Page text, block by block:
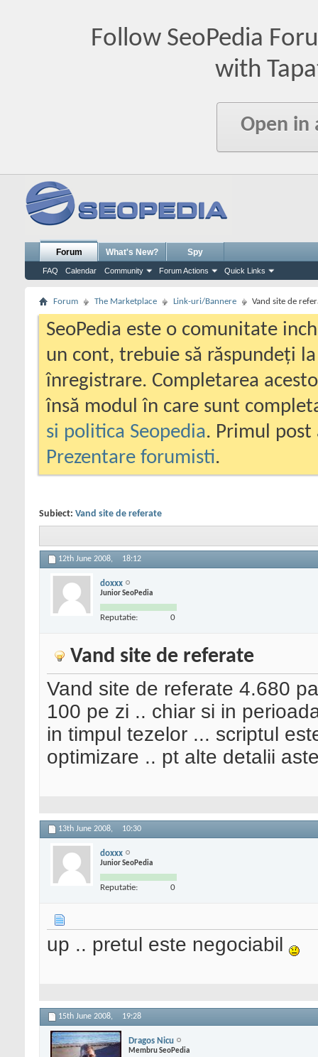
Follow SeoPedia
with
Open in
Forum
FAQ Calendar Community Forum Actions Quick Links
What's New? Spy
Forum The Marketplace Link-uri/Bannere Vand site de
SeoPedia este o comunitate
un cont, trebuie să răspundeți
înregistrare. Completarea
însă modul în care sunt
si politica Seopedia. Primul
Prezentare forumisti.
Subiect: Vand site de referate
12th June 2008, 18:12
doxxx
Junior SeoPedia
Reputatie: 0
Vand site de referate
Vand site de referate 4.680
100 pe zi .. chiar si in
in timpul tezelor ... scriptul
optimizare .. pt alte detalii
13th June 2008, 10:30
doxxx
Junior SeoPedia
Reputatie: 0
up .. pretul este negociabil
15th June 2008, 19:28
Dragos Nicu
Membru SeoPedia